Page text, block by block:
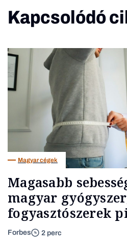
Kapcsolódó
Magyar cégek
Magasabb
magyar
fogyasztószerek
Forbes 2 perc